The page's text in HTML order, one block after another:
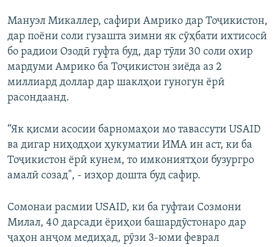
Мануэл Микаллер, сафири Амрико дар Тоҷикистон,
дар поёни соли гузашта зимни як сӯҳбати ихтисосӣ
бо радиои Озодӣ гуфта буд, дар тӯли 30 соли охир
мардуми Амрико ба Тоҷикистон зиёда аз 2
миллиард доллар дар шаклҳои гуногун ёрӣ
расондаанд.
“Як қисми асосии барномаҳои мо тавассути USAID
ва дигар ниҳодҳои ҳукуматии ИМА ин аст, ки ба
Тоҷикистон ёрӣ кунем, то имкониятҳои бузургро
амалӣ созад", - изҳор дошта буд сафир.
Сомонаи расмии USAID, ки ба гуфтаи Созмони
Милал, 40 дарсади ёриҳои башардӯстонаро дар
ҷаҳон анҷом медиҳад, рӯзи 3-юми феврал